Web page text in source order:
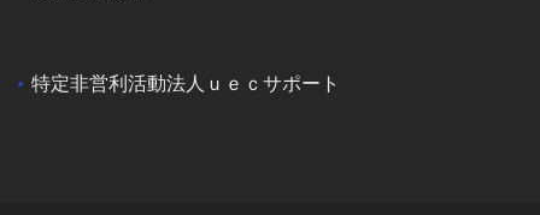
特定非営利活動法人ｕｅｃサポート